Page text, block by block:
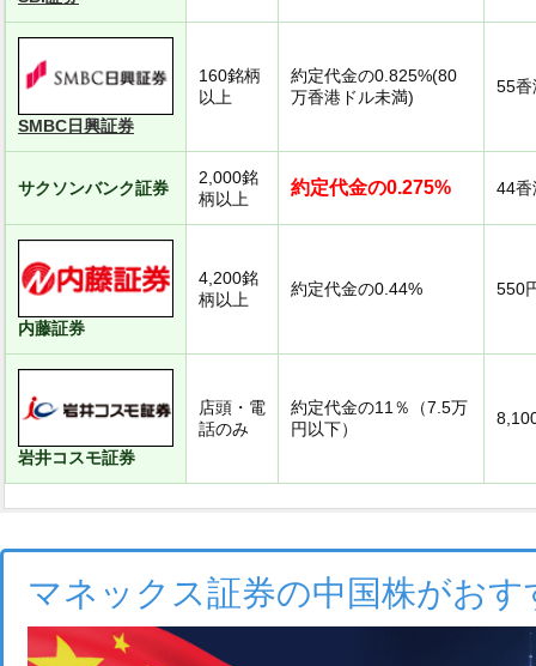
SMBC日興証券
160銘柄
以上
約定代金の0.825%(80
万香港ドル未満)
55香
サクソンバンク証券
2,000銘
柄以上
約定代金の0.275% 44香
内藤証券
4,200銘
柄以上
約定代金の0.44% 550
岩井コスモ証券
店頭・電
話のみ
約定代金の11％（7.5万
円以下）
マネックス証券の中国株がおす